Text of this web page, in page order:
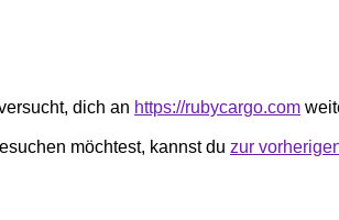
dich an https://rubycargo.com
möchtest, kannst du zur